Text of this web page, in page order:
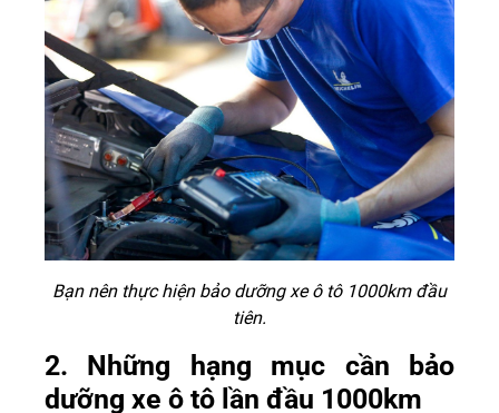
Bạn nên thực hiện bảo dưỡng xe ô tô 1000km đầu
tiên.
2. Những hạng mục cần bảo
dưỡng xe ô tô lần đầu 1000km